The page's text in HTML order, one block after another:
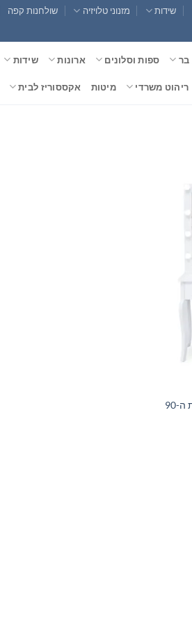
שידות מזנוני טלויזיה שולחנות קפה
בר ספות וסלונים ארונות שידות
ריהוט משרדי מיטות אקססוריז לבית
90